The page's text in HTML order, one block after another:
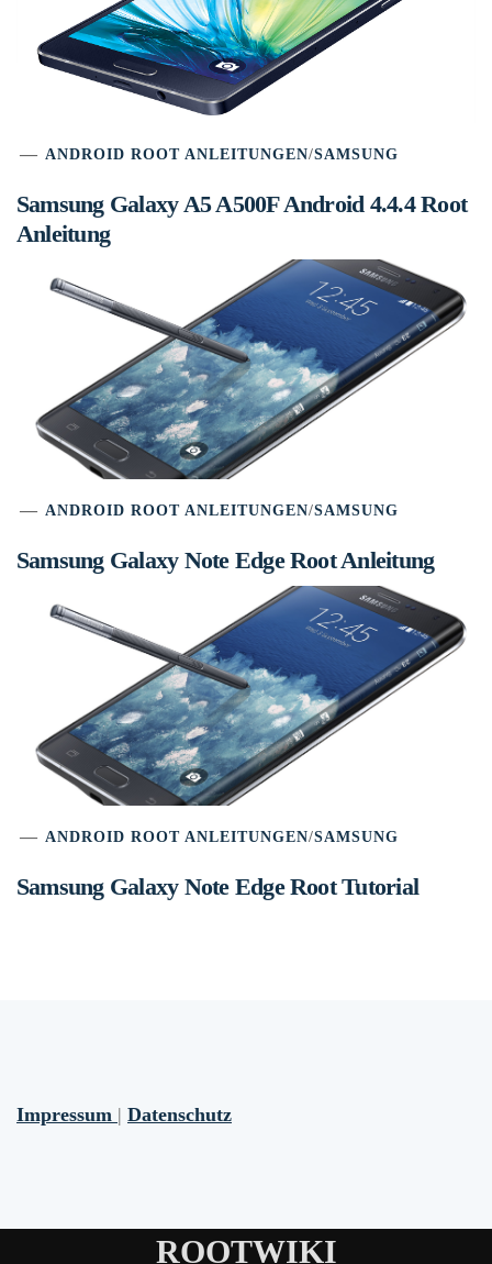
ANDROID ROOT ANLEITUNGEN/SAMSUNG
Samsung Galaxy A5 A500F Android 4.4.4 Root
Anleitung
ANDROID ROOT ANLEITUNGEN/SAMSUNG
Samsung Galaxy Note Edge Root Anleitung
ANDROID ROOT ANLEITUNGEN/SAMSUNG
Samsung Galaxy Note Edge Root Tutorial
Impressum | Datenschutz
ROOTWIKI